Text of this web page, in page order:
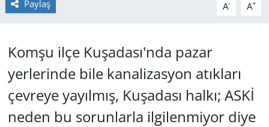
Paylaş A- A+
Komşu ilçe Kuşadası'nda pazar
yerlerinde bile kanalizasyon atıkları
çevreye yayılmış, Kuşadası halkı; ASKİ
neden bu sorunlarla ilgilenmiyor diye
HABERDE İNSAN
KÜLTÜR SANAT
MAGAZİN